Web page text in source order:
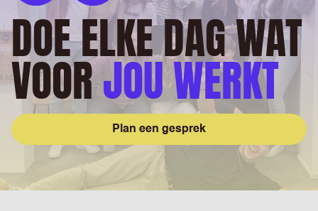
DOE ELKE DAG WAT
VOORJOU WERKT
Plan een gesprek